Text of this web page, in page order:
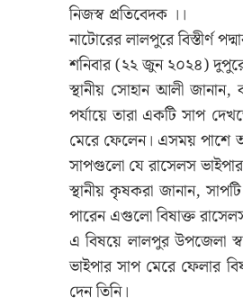
নিজস্ব প্রতিবেদক ।।
নাটোরের লালপুরে বিস্তীর্ণ
শনিবার (২২ জুন ২০২৪)
স্থানীয় সোহান আলী
পর্যায়ে তারা একটি সাপ
মেরে ফেলেন। এসময় পাশে
সাপগুলো যে রাসেলস ভাইপার
স্থানীয় কৃষকরা জানান,
পারেন এগুলো বিষাক্ত
এ বিষয়ে লালপুর উপজেলা
ভাইপার সাপ মেরে ফেলার
দেন তিনি।